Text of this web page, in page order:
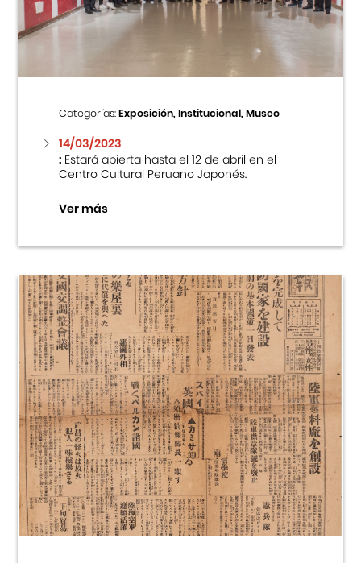
Categorías:Exposición, Institucional, Museo
14/03/2023
:Estará abierta hasta el 12 de abril en el
Centro Cultural Peruano Japonés.
Ver más